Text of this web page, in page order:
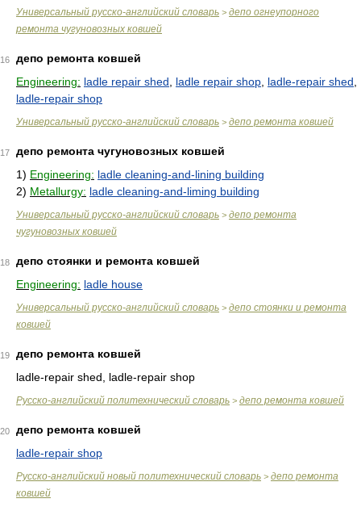
Универсальный русско-английский словарь > депо огнеупорного
ремонта чугуновозных ковшей
16
депо ремонта ковшей
Engineering: ladle repair shed ladle repair shop ladle-repair shed
ladle-repair shop
Универсальный русско-английский словарь > депо ремонта ковшей
17
депо ремонта чугуновозных ковшей
1) Engineering: ladle cleaning-and-lining building
2) Metallurgy: ladle cleaning-and-liming building
Универсальный русско-английский словарь > депо ремонта
чугуновозных ковшей
18
депо стоянки и ремонта ковшей
Engineering: ladle house
Универсальный русско-английский словарь > депо стоянки и ремонта
ковшей
19
депо ремонта ковшей
ladle-repair shed, ladle-repair shop
Русско-английский политехнический словарь > депо ремонта ковшей
20
депо ремонта ковшей
ladle-repair shop
Русско-английский новый политехнический словарь > депо ремонта
ковшей